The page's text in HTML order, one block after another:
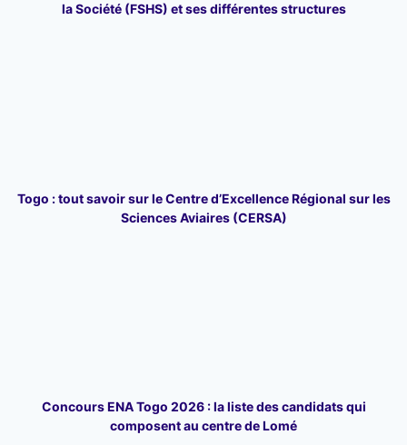
la Société (FSHS) et ses différentes structures
Togo : tout savoir sur le Centre d’Excellence Régional sur les
Sciences Aviaires (CERSA)
Concours ENA Togo 2026 : la liste des candidats qui
composent au centre de Lomé